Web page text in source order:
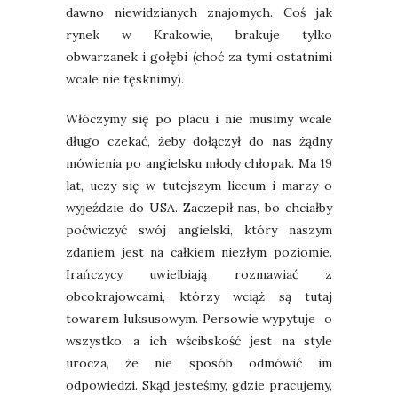
dawno niewidzianych znajomych. Coś jak
rynek w Krakowie, brakuje tylko
obwarzanek i gołębi (choć za tymi ostatnimi
wcale nie tęsknimy).
Włóczymy się po placu i nie musimy wcale
długo czekać, żeby dołączył do nas żądny
mówienia po angielsku młody chłopak. Ma 19
lat, uczy się w tutejszym liceum i marzy o
wyjeździe do USA. Zaczepił nas, bo chciałby
poćwiczyć swój angielski, który naszym
zdaniem jest na całkiem niezłym poziomie.
Irańczycy uwielbiają rozmawiać z
obcokrajowcami, którzy wciąż są tutaj
towarem luksusowym. Persowie wypytuje o
wszystko, a ich wścibskość jest na style
urocza, że nie sposób odmówić im
odpowiedzi. Skąd jesteśmy, gdzie pracujemy,